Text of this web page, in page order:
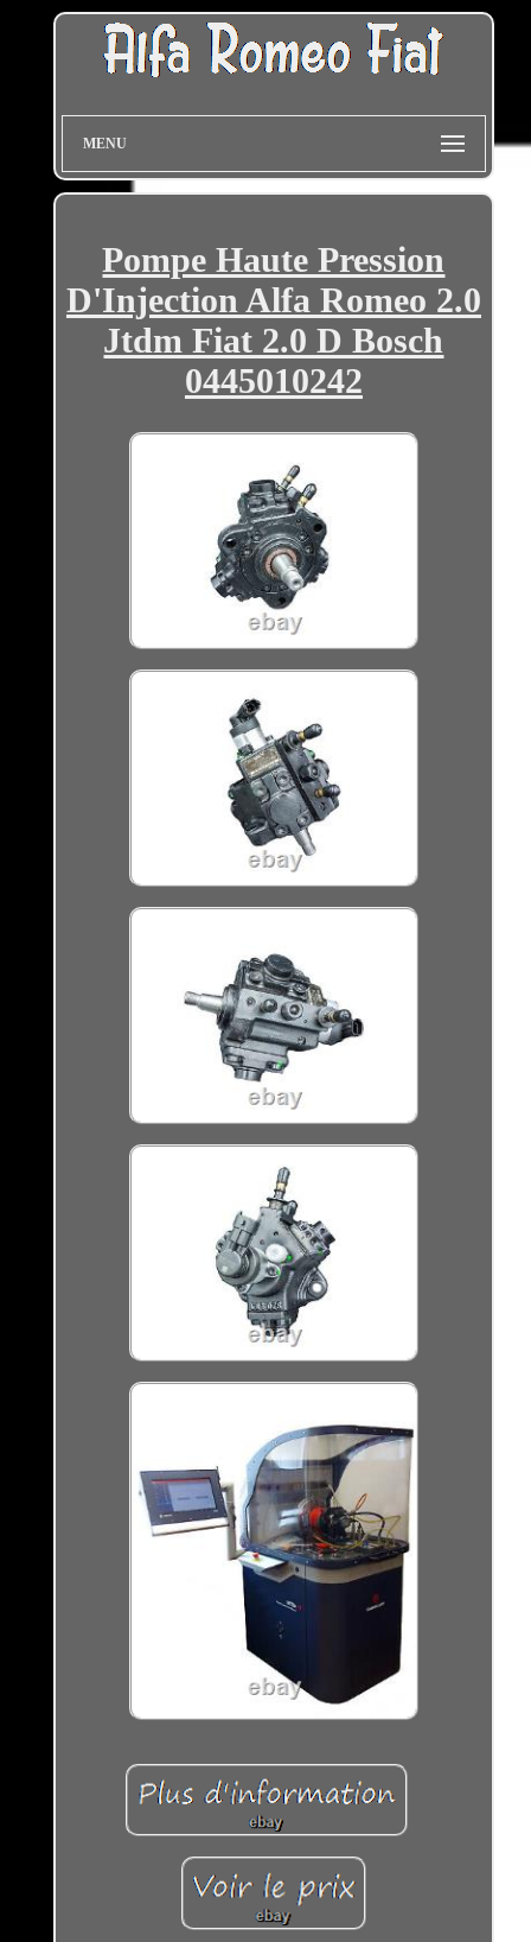
MENU
Pompe Haute Pression
D'Injection Alfa Romeo 2.0
Jtdm Fiat 2.0 D Bosch
0445010242